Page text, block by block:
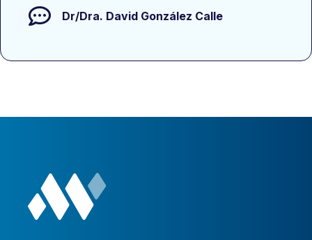
Dr/Dra. David González Calle